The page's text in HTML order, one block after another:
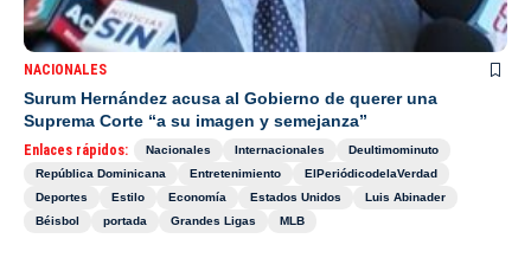
NACIONALES
Surum Hernández acusa al Gobierno de querer una
Suprema Corte “a su imagen y semejanza”
Enlaces rápidos: Nacionales Internacionales
Deultimominuto
República Dominicana
Entretenimiento
ElPeriódicodelaVerdad
Deportes
Estilo Economía Estados Unidos
Luis Abinader
Béisbol
portada Grandes Ligas MLB